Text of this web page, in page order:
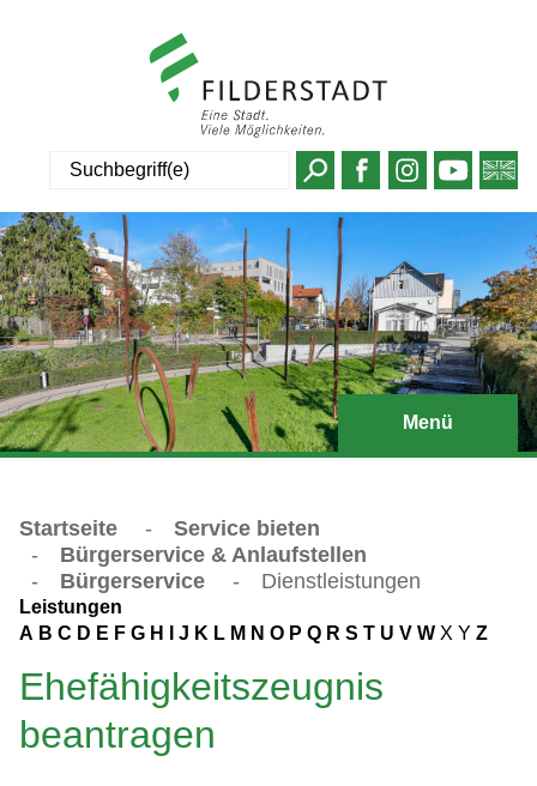
Menü
Startseite -
Service bieten
-
Bürgerservice & Anlaufstellen
-
Bürgerservice - Dienstleistungen
Leistungen
A B C D E F G H J K L M N O P Q R S T U V W X Y Z
Ehefähigkeitszeugnis
beantragen